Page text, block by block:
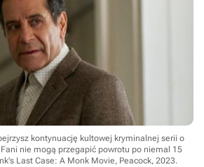
kontynuację kultowej kryminalnej serii o
nie mogą przegapić powrotu po niemal 15
Last Case: A Monk Movie, Peacock, 2023.